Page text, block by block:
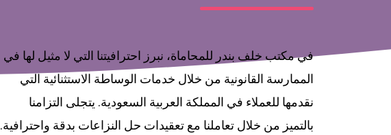
في مكتب خلف بندر للمحاماة، نبرز احترافيتنا التي لا مثيل لها في
الممارسة القانونية من خلال خدمات الوساطة الاستثنائية التي
نقدمها للعملاء في المملكة العربية السعودية. يتجلى التزامنا
بالتميز من خلال تعاملنا مع تعقيدات حل النزاعات بدقة واحترافية.